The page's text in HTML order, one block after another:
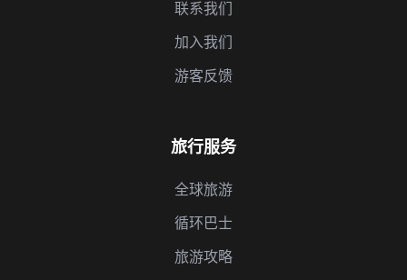
联系我们
加入我们
游客反馈
旅行服务
全球旅游
循环巴士
旅游攻略